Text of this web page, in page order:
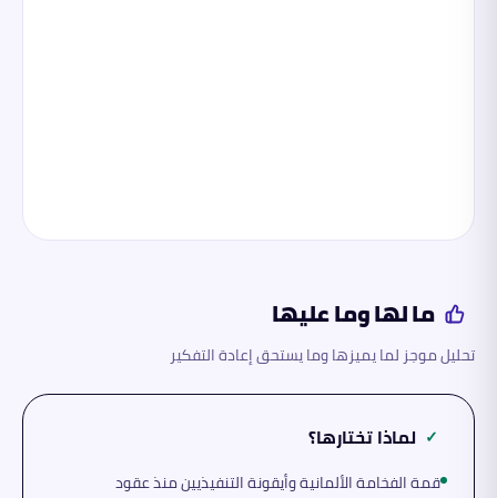
ما لها وما عليها
تحليل موجز لما يميزها وما يستحق إعادة التفكير
✓ لماذا تختارها؟
قمة الفخامة الألمانية وأيقونة التنفيذيين منذ عقود